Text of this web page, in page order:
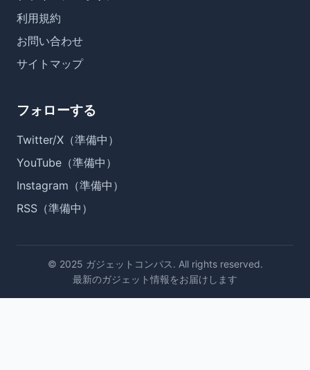
利用規約
お問い合わせ
サイトマップ
フォローする
Twitter/X（準備中）
YouTube（準備中）
Instagram（準備中）
RSS（準備中）
© 2025 ガジェットコンパス. All rights reserved.
最新のガジェット情報をお届けします